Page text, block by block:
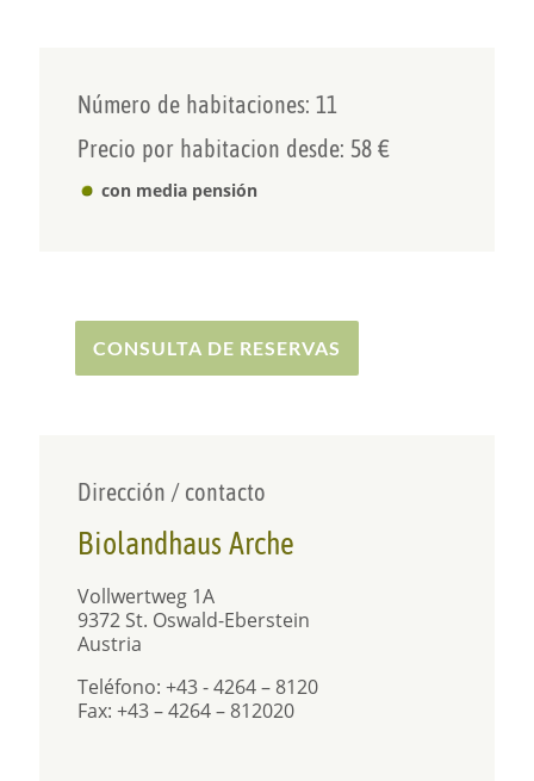
Número de habitaciones: 11
Precio por habitacion desde: 58 €
con media pensión
CONSULTA DE RESERVAS
Dirección / contacto
Biolandhaus Arche
Vollwertweg 1A
9372 St. Oswald-Eberstein
Austria
Teléfono: +43 - 4264 – 8120
Fax: +43 – 4264 – 812020